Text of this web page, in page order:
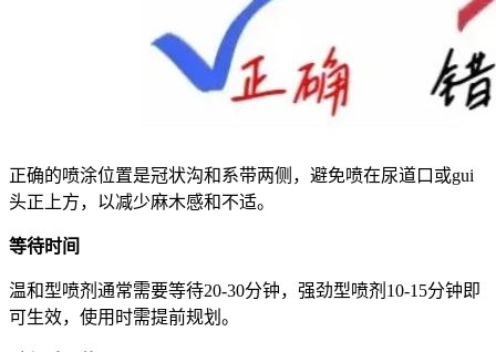
正确的喷涂位置是冠状沟和系带两侧，避免喷在尿道口或gui
头正上方，以减少麻木感和不适。
等待时间
温和型喷剂通常需要等待20-30分钟，强劲型喷剂10-15分钟即
可生效，使用时需提前规划。